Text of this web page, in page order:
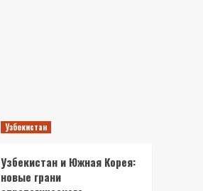
Узбекистан
Узбекистан и Южная Корея:
новые грани